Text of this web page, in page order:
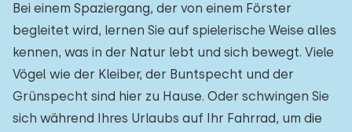
Bei einem Spaziergang, der von einem Förster
begleitet wird, lernen Sie auf spielerische Weise alles
kennen, was in der Natur lebt und sich bewegt. Viele
Vögel wie der Kleiber, der Buntspecht und der
Grünspecht sind hier zu Hause. Oder schwingen Sie
sich während Ihres Urlaubs auf Ihr Fahrrad, um die